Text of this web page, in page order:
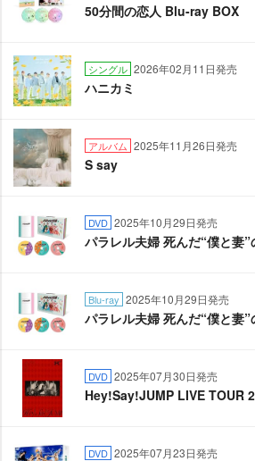
50分間の恋人 Blu-ray BOX
シングル 2026年02月11日発売
ハニカミ
アルバム 2025年11月26日発売
S say
DVD 2025年10月29日発売
パラレル夫婦 死んだ“僕と妻”
Blu-ray 2025年10月29日発売
パラレル夫婦 死んだ“僕と妻”
DVD 2025年07月30日発売
Hey!Say!JUMP LIVE TOUR
DVD 2025年07月23日発売